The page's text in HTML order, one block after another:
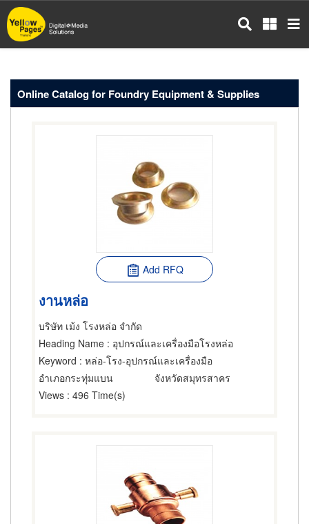
Skip
to
main
Online Catalog for Foundry Equipment & Supplies
Add RFQ
งานหล่อ
บริษัท เม้ง โรงหล่อ จำกัด
Heading Name : อุปกรณ์และเครื่องมือโรงหล่อ
Keyword : หล่อ-โรง-อุปกรณ์และเครื่องมือ
อำเภอกระทุ่มแบน
จังหวัดสมุทรสาคร
Views : 496 Time(s)